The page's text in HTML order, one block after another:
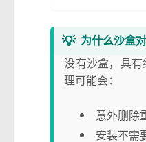
💡 为什么沙盒
没有沙盒，具
理可能会：
意外删除
安装不需